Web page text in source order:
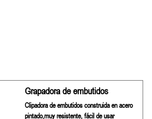
Grapadora de embutidos
Clipadora de embutidos construida en acero
pintado,muy resistente, fácil de usar